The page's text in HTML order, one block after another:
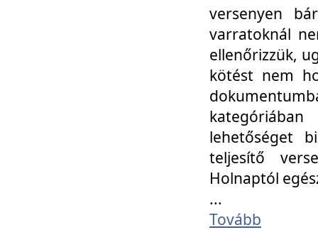
versenyen
varratoknál
ellenőrizzük,
kötést nem
lehetőséget
teljesítő
Holnaptól
...
Tovább